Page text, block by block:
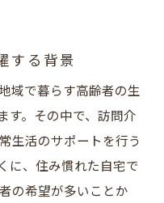
する背景
域で暮らす高齢者の生
す。その中で、訪問介
生活のサポートを行う
に、住み慣れた自宅で
の希望が多いことか